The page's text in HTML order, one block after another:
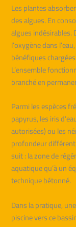
Les plantes
des algues. En
algues indésirables.
l’oxygène dans
bénéfiques
L’ensemble
branché en
Parmi les espèces
papyrus, les iris
autorisées) ou les
profondeur
suit : la zone de
aquatique qu’à un
technique bétonné.
Dans la pratique,
piscine vers ce